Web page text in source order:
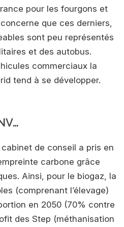
pour les fourgons et
que ces derniers,
sont peu représentés
et des autobus.
commerciaux la
tend à se développer.
de conseil a pris en
carbone grâce
Ainsi, pour le biogaz, la
(comprenant l’élevage)
en 2050 (70% contre
des Step (méthanisation